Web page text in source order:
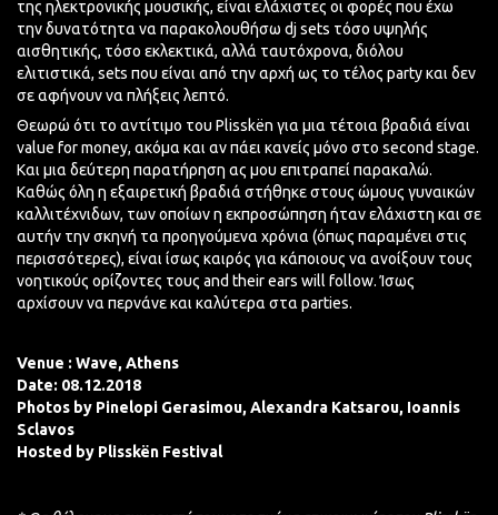
της ηλεκτρονικής μουσικής, είναι ελάχιστες οι φορές που έχω
την δυνατότητα να παρακολουθήσω dj sets τόσο υψηλής
αισθητικής, τόσο εκλεκτικά, αλλά ταυτόχρονα, διόλου
ελιτιστικά, sets που είναι από την αρχή ως το τέλος party και δεν
σε αφήνουν να πλήξεις λεπτό.
Θεωρώ ότι το αντίτιμο του Plisskën για μια τέτοια βραδιά είναι
value for money, ακόμα και αν πάει κανείς μόνο στο second stage.
Και μια δεύτερη παρατήρηση ας μου επιτραπεί παρακαλώ.
Καθώς όλη η εξαιρετική βραδιά στήθηκε στους ώμους γυναικών
καλλιτέχνιδων, των οποίων η εκπροσώπηση ήταν ελάχιστη και σε
αυτήν την σκηνή τα προηγούμενα χρόνια (όπως παραμένει στις
περισσότερες), είναι ίσως καιρός για κάποιους να ανοίξουν τους
νοητικούς ορίζοντες τους and their ears will follow. Ίσως
αρχίσουν να περνάνε και καλύτερα στα parties.
Venue : Wave, Athens
Date: 08.12.2018
Photos by Pinelopi Gerasimou,Alexandra Katsarou, Ioannis
Sclavos
Hosted by Plisskën Festival